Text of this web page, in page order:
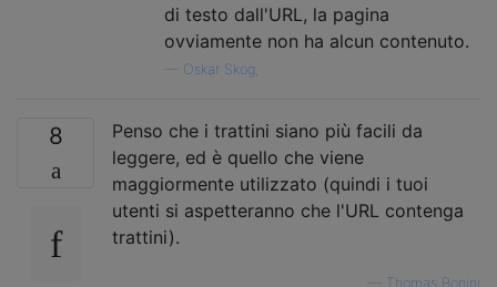
di testo dall'URL, la pagina
ovviamente non ha alcun contenuto.
Oskar Skog,
8
Penso che i trattini siano più facili da
leggere, ed è quello che viene
maggiormente utilizzato (quindi i tuoi
utenti si aspetteranno che l'URL contenga
trattini).
Thomas Bonini